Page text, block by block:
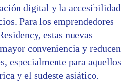
digital y la accesibilidad
Para los emprendedores
estas nuevas
conveniencia y reducen
especialmente para aquellos
y el sudeste asiático.